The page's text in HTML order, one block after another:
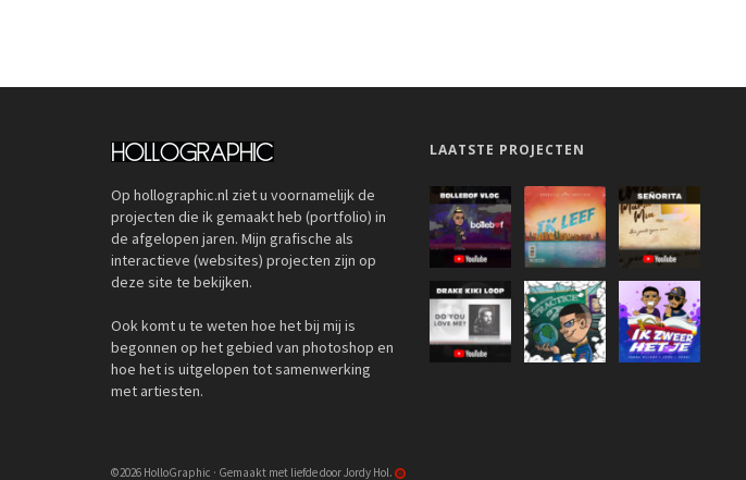
Op hollographic.nl ziet u voornamelijk de
projecten die ik gemaakt heb (portfolio) in
de afgelopen jaren. Mijn grafische als
interactieve (websites) projecten zijn op
deze site te bekijken.
Ook komt u te weten hoe het bij mij is
begonnen op het gebied van photoshop en
hoe het is uitgelopen tot samenwerking
met artiesten.
LAATSTE PROJECTEN
©2026 HolloGraphic · Gemaakt met liefde door Jordy Hol.